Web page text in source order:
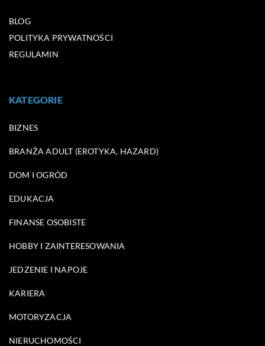
BLOG
POLITYKA PRYWATNOŚCI
REGULAMIN
KATEGORIE
BIZNES
BRANŻA ADULT (EROTYKA, HAZARD)
DOM I OGRÓD
EDUKACJA
FINANSE OSOBISTE
HOBBY I ZAINTERESOWANIA
JEDZENIE I NAPOJE
KARIERA
MOTORYZACJA
NIERUCHOMOŚCI